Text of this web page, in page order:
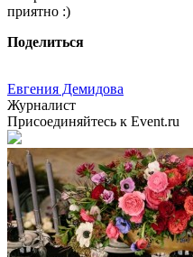
приятно :)
Поделиться
Евгения Демидова
Журналист
Присоединяйтесь к Event.ru